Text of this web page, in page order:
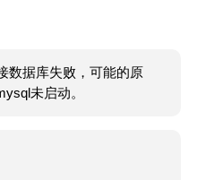
数据库失败，可能的原
未启动。